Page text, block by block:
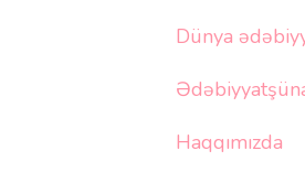
Dünya
Haqqımızda